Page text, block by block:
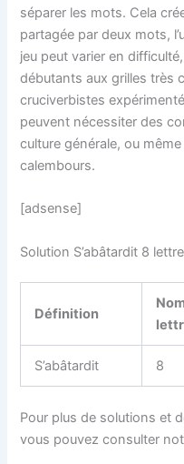
séparer les mots. Cela
partagée par deux mots,
jeu peut varier en
débutants aux grilles très
cruciverbistes
peuvent nécessiter des
culture générale, ou
calembours.
[adsense]
Solution S’abâtardit 8
Définition
S’abâtardit 8
Pour plus de solutions et
vous pouvez consulter